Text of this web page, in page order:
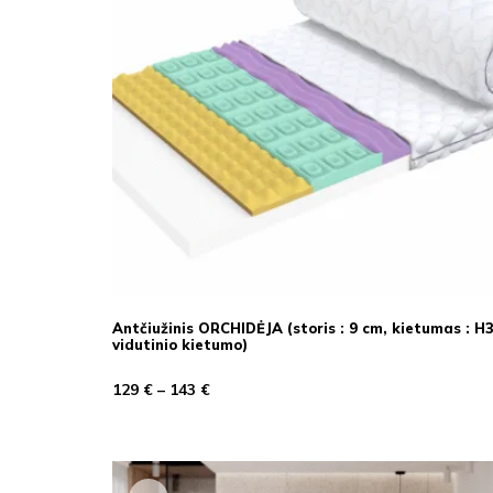
Antčiužinis ORCHIDĖJA (storis : 9 cm, kietumas : H3
vidutinio kietumo)
129 € – 143 €